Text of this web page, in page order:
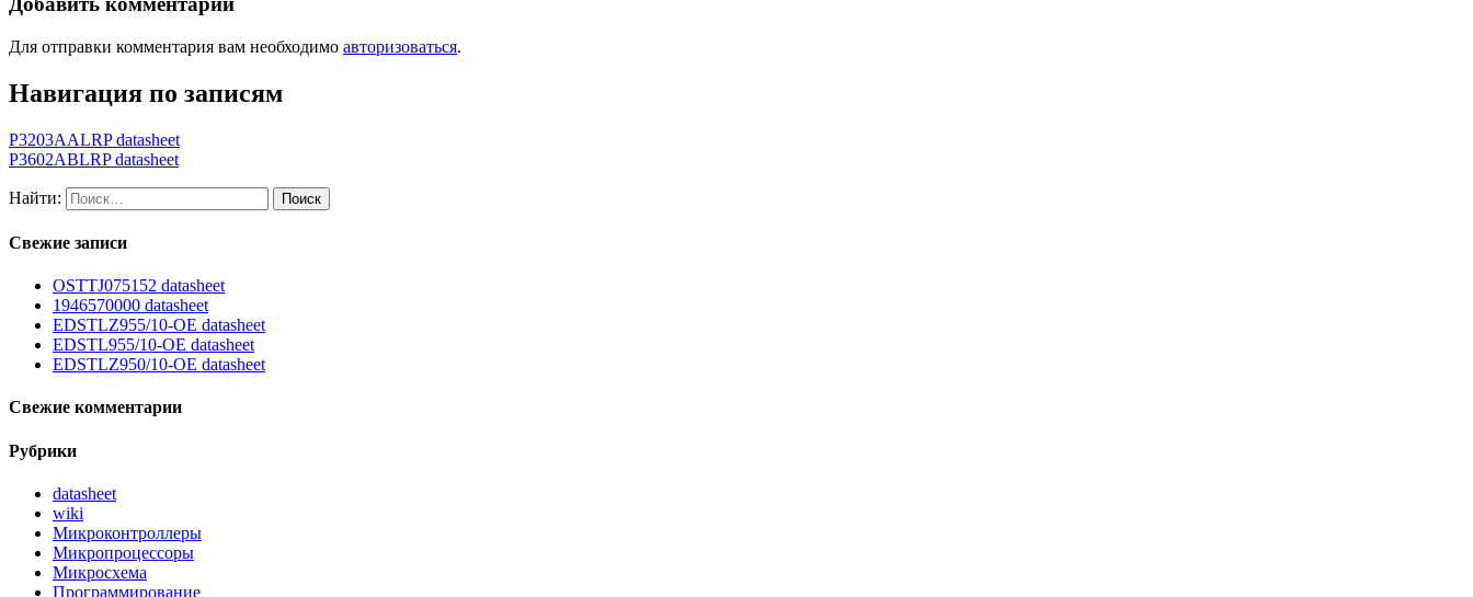
Для отправки комментария вам необходимо авторизоваться.
Навигация по записям
P3203AALRP datasheet
P3602ABLRP datasheet
Найти:
Свежие записи
OSTTJ075152 datasheet
1946570000 datasheet
EDSTLZ955/10-OE datasheet
EDSTL955/10-OE datasheet
EDSTLZ950/10-OE datasheet
Свежие комментарии
Рубрики
datasheet
wiki
Микроконтроллеры
Микропроцессоры
Микросхема
Программирование